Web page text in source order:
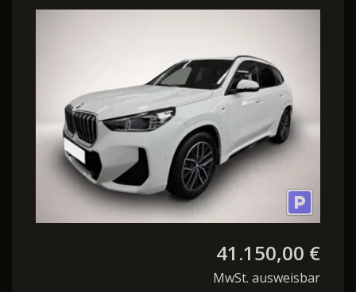
Sportpaket NAVI RFK
41.150,00 €
MwSt. ausweisbar